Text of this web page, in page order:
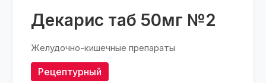
Декарис таб 50мг №2
Желудочно-кишечные препараты
Рецептурный